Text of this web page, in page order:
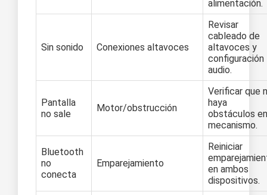
alimentación.
Sin sonido Conexiones altavoces
Revisar
cableado de
altavoces y
configuración
audio.
Pantalla
no sale
Motor/obstrucción
Verificar que
haya
obstáculos en
mecanismo.
Bluetooth
no
conecta
Emparejamiento
Reiniciar
en ambos
dispositivos.